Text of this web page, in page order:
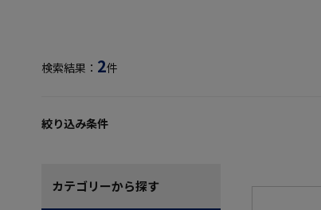
検索結果： 2件
絞り込み条件
カテゴリーから探す